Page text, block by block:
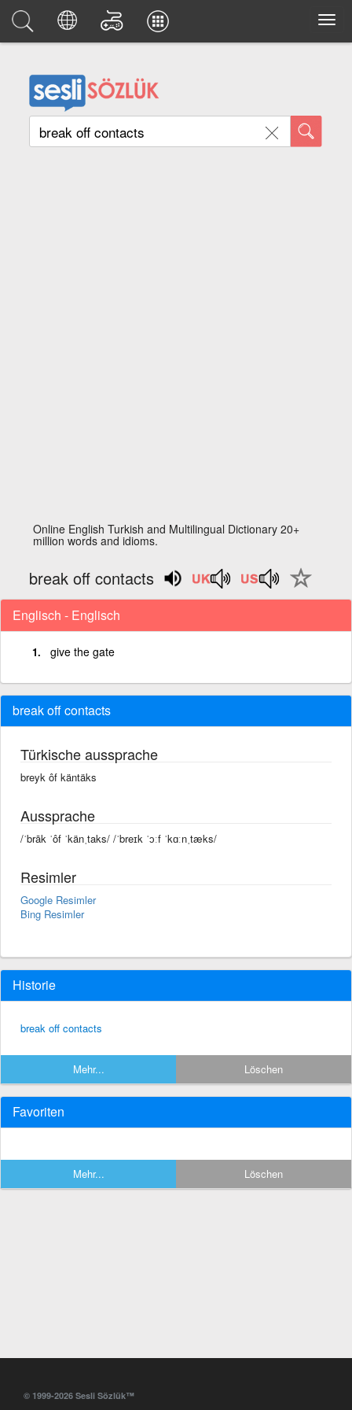
Online English Turkish and Multilingual Dictionary 20+
million words and idioms.
break off contacts
Englisch - Englisch
give the gate
break off contacts
Türkische aussprache
breyk ôf käntäks
Aussprache
/ˈbrāk ˈôf ˈkänˌtaks/ /ˈbreɪk ˈɔːf ˈkɑːnˌtæks/
Resimler
Google Resimler
Bing Resimler
Historie
break off contacts
Mehr... Löschen
Favoriten
Mehr... Löschen
© 1999-2026 Sesli Sözlük™